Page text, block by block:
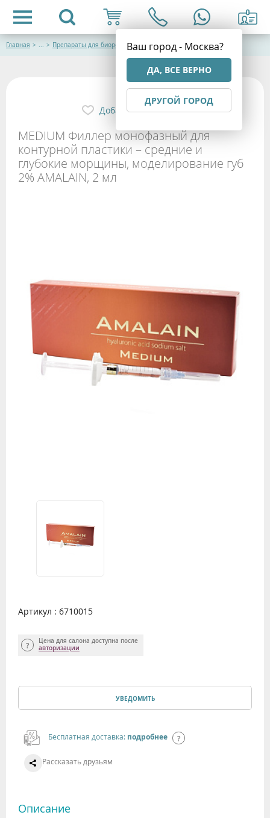
Ваш город - Москва?
ДА, ВСЕ ВЕРНО
ДРУГОЙ ГОРОД
Главная > ... > Препараты для биоревитализации
MEDIUM Филлер монофазный для
контурной пластики – средние и
глубокие морщины, моделирование губ
2% AMALAIN, 2 мл
Добавить в избранное
Артикул : 6710015
Цена для салона доступна после
авторизации
УВЕДОМИТЬ
Бесплатная доставка: подробнее
Рассказать друзьям
Описание